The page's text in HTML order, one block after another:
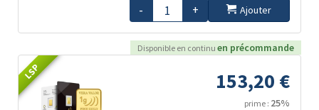
- + Ajouter
Disponible en continu en précommande
LSP 153,20 €
prime : 25%